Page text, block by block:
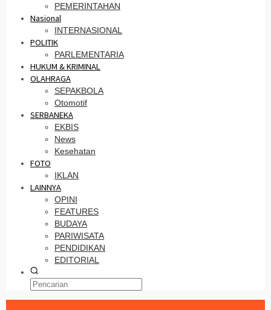
PEMERINTAHAN
Nasional
INTERNASIONAL
POLITIK
PARLEMENTARIA
HUKUM & KRIMINAL
OLAHRAGA
SEPAKBOLA
Otomotif
SERBANEKA
EKBIS
News
Kesehatan
FOTO
IKLAN
LAINNYA
OPINI
FEATURES
BUDAYA
PARIWISATA
PENDIDIKAN
EDITORIAL